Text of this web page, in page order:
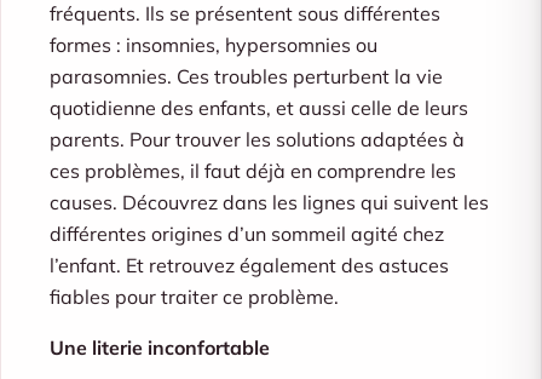
fréquents. Ils se présentent sous différentes
formes : insomnies, hypersomnies ou
parasomnies. Ces troubles perturbent la vie
quotidienne des enfants, et aussi celle de leurs
parents. Pour trouver les solutions adaptées à
ces problèmes, il faut déjà en comprendre les
causes. Découvrez dans les lignes qui suivent les
différentes origines d’un sommeil agité chez
l’enfant. Et retrouvez également des astuces
fiables pour traiter ce problème.
Une literie inconfortable